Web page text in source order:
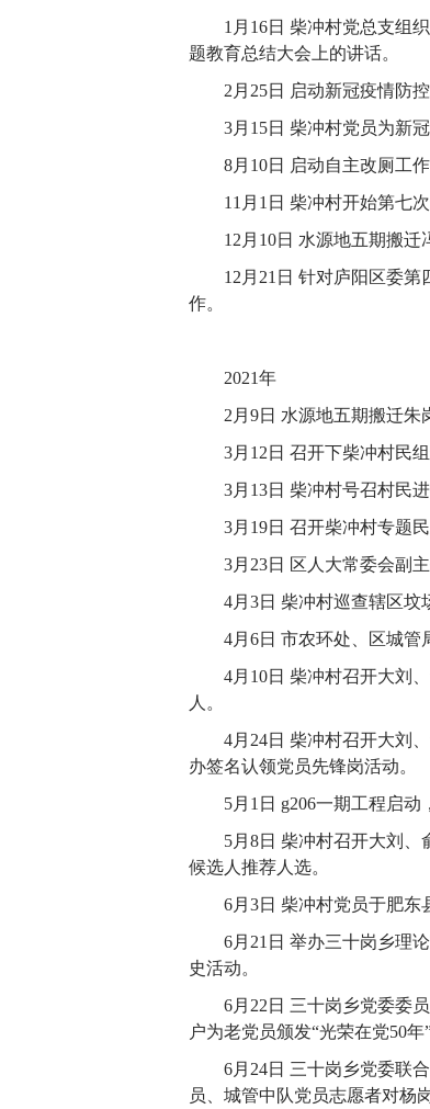
1月16日 柴冲村党总支组
题教育总结大会上的讲话。
2月25日 启动新冠疫情防
3月15日 柴冲村党员为新
8月10日 启动自主改厕工
11月1日 柴冲村开始第七
12月10日 水源地五期搬迁
12月21日 针对庐阳区委
作。
2021年
2月9日 水源地五期搬迁朱
3月12日 召开下柴冲村民
3月13日 柴冲村号召村民
3月19日 召开柴冲村专题
3月23日 区人大常委会副
4月3日 柴冲村巡查辖区坟
4月6日 市农环处、区城管
4月10日 柴冲村召开大刘
人。
4月24日 柴冲村召开大刘
办签名认领党员先锋岗活动。
5月1日 g206一期工程启动
5月8日 柴冲村召开大刘
候选人推荐人选。
6月3日 柴冲村党员于肥东
6月21日 举办三十岗乡理
史活动。
6月22日 三十岗乡党委委
户为老党员颁发“光荣在党50年
6月24日 三十岗乡党委联
员、城管中队党员志愿者对杨